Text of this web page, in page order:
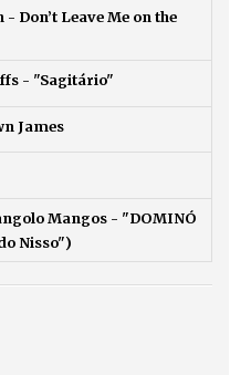
- Don’t Leave Me on the
- "Sagitário"
James
Mangos - "DOMINÓ
Nisso")